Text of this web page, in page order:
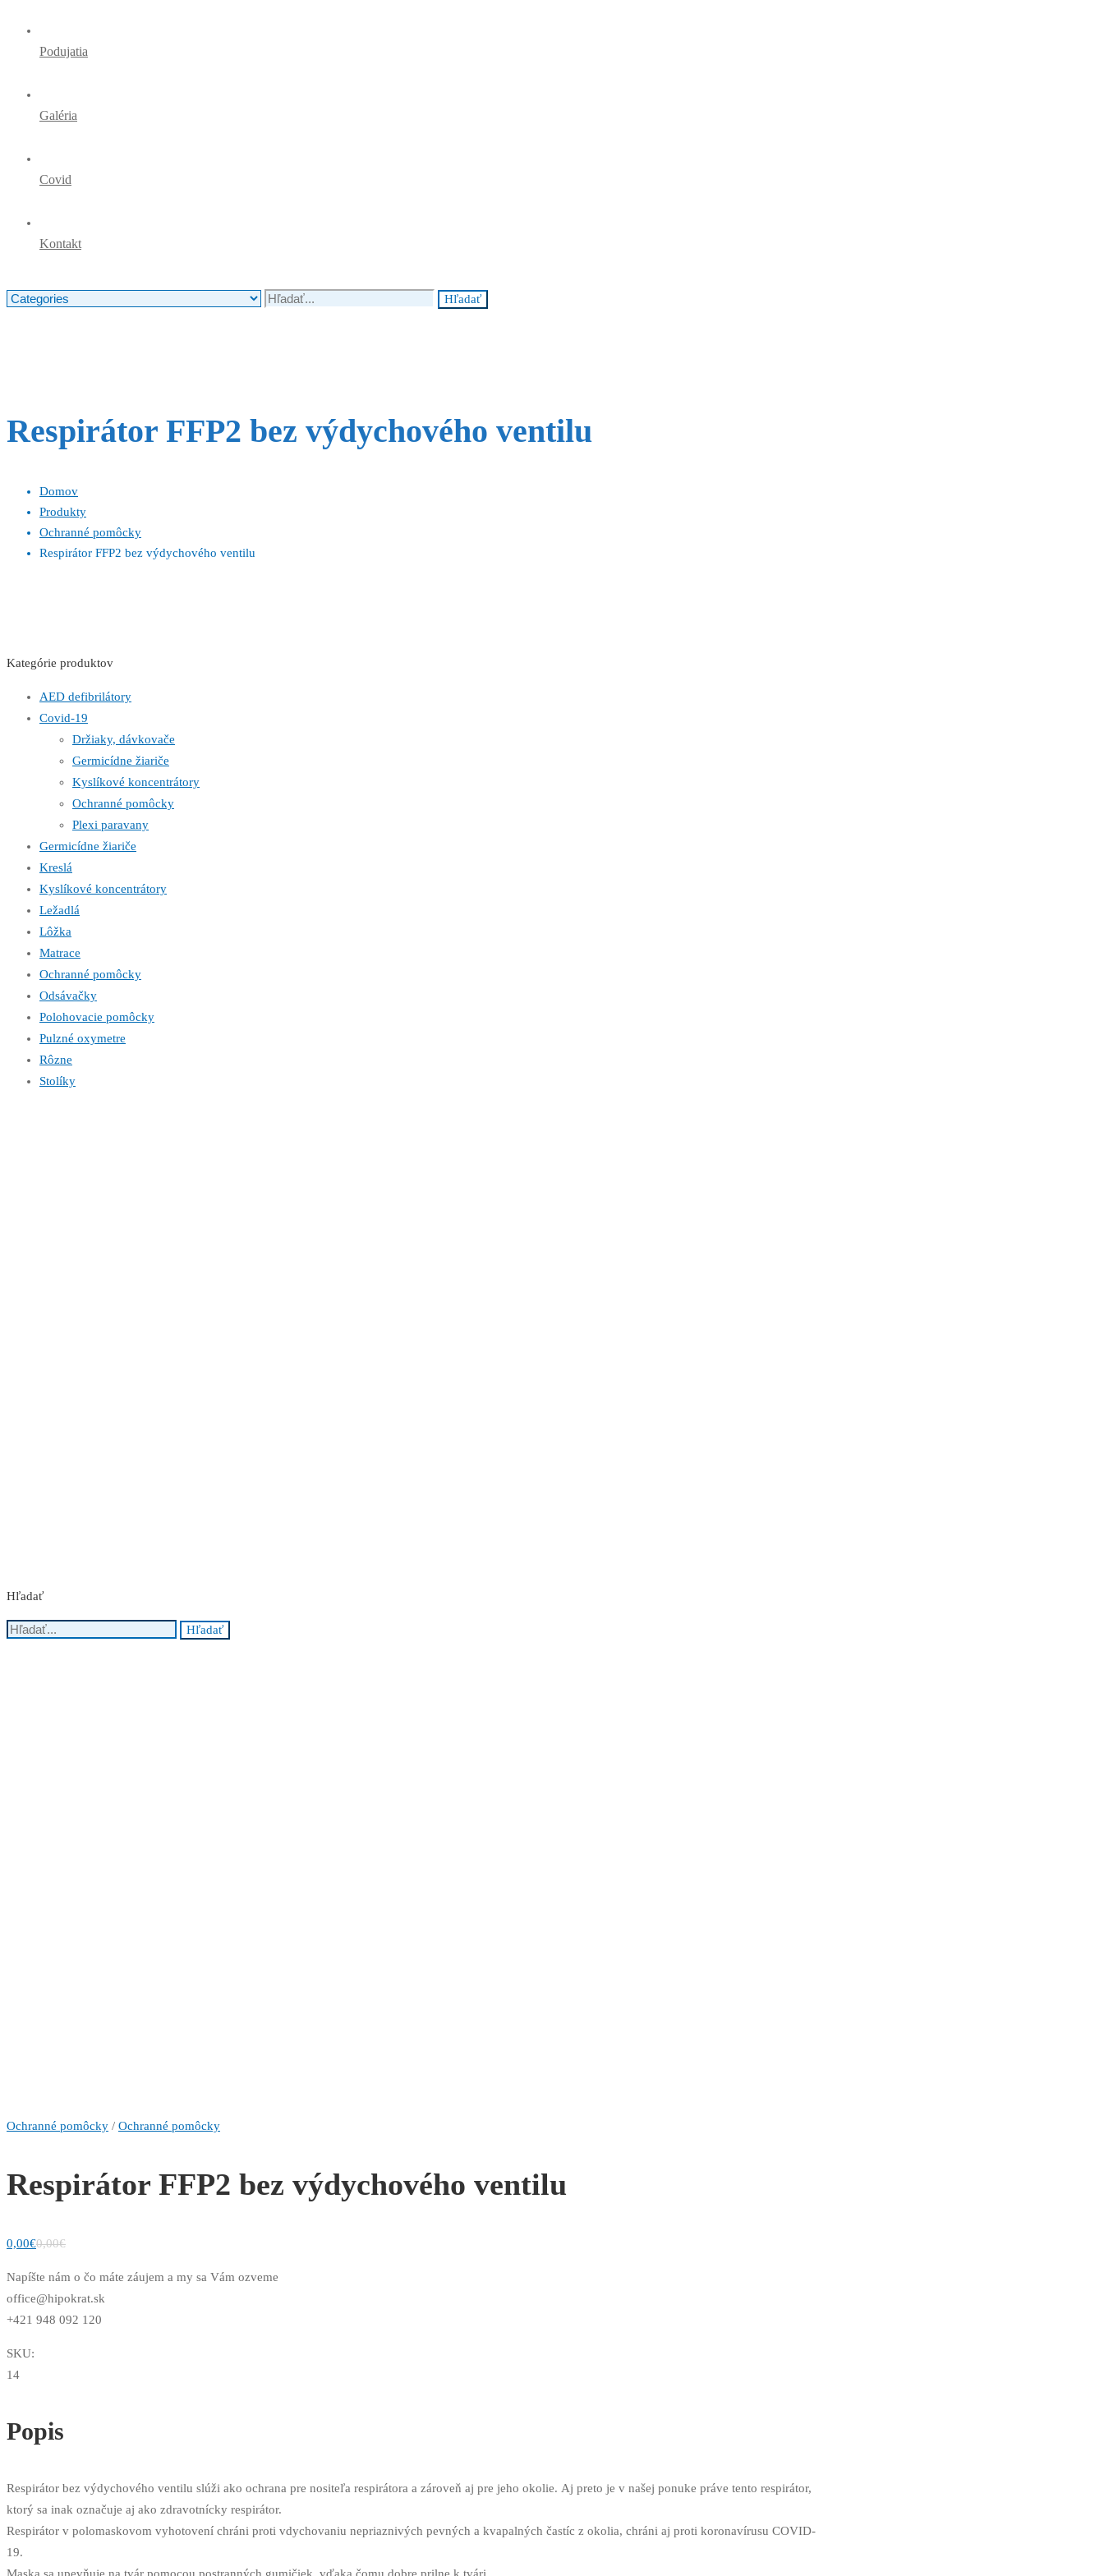
Podujatia
Galéria
Covid
Kontakt
Search
Hľadať
Respirátor FFP2 bez výdychového ventilu
Domov
Produkty
Ochranné pomôcky
Respirátor FFP2 bez výdychového ventilu
Kategórie produktov
AED defibrilátory
Covid-19
Držiaky, dávkovače
Germicídne žiariče
Kyslíkové koncentrátory
Ochranné pomôcky
Plexi paravany
Germicídne žiariče
Kreslá
Kyslíkové koncentrátory
Ležadlá
Lôžka
Matrace
Ochranné pomôcky
Odsávačky
Polohovacie pomôcky
Pulzné oxymetre
Rôzne
Stolíky
Hľadať
Search
Hľadať
Ochranné pomôcky / Ochranné pomôcky
Respirátor FFP2 bez výdychového ventilu
0,00€0,00€
Napíšte nám o čo máte záujem a my sa Vám ozveme
office@hipokrat.sk
+421 948 092 120
SKU:
14
Popis
Respirátor bez výdychového ventilu slúži ako ochrana pre nositeľa respirátora a zároveň aj pre jeho okolie. Aj preto je v našej ponuke práve tento respirátor,
ktorý sa inak označuje aj ako zdravotnícky respirátor.
Respirátor v polomaskovom vyhotovení chráni proti vdychovaniu nepriaznivých pevných a kvapalných častíc z okolia, chráni aj proti koronavírusu COVID-
19.